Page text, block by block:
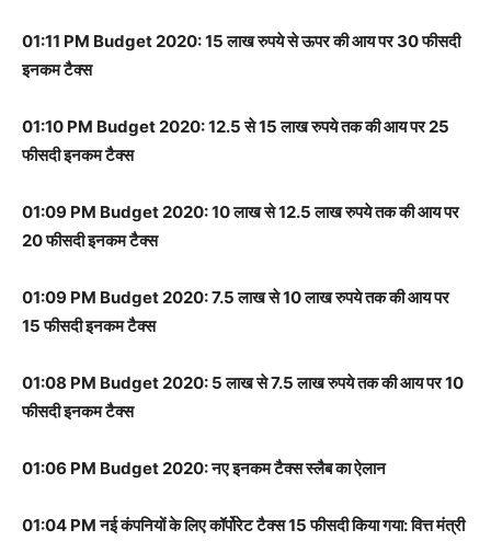
01:11 PM Budget 2020: 15 लाख रुपये से ऊपर की आय पर 30 फीसदी
इनकम टैक्स
01:10 PM Budget 2020: 12.5 से 15 लाख रुपये तक की आय पर 25
फीसदी इनकम टैक्स
01:09 PM Budget 2020: 10 लाख से 12.5 लाख रुपये तक की आय पर
20 फीसदी इनकम टैक्स
01:09 PM Budget 2020: 7.5 लाख से 10 लाख रुपये तक की आय पर
15 फीसदी इनकम टैक्स
01:08 PM Budget 2020: 5 लाख से 7.5 लाख रुपये तक की आय पर 10
फीसदी इनकम टैक्स
01:06 PM Budget 2020: नए इनकम टैक्स स्लैब का ऐलान
01:04 PM नई कंपनियों के लिए कॉर्पोरेट टैक्स 15 फीसदी किया गया: वित्त मंत्री